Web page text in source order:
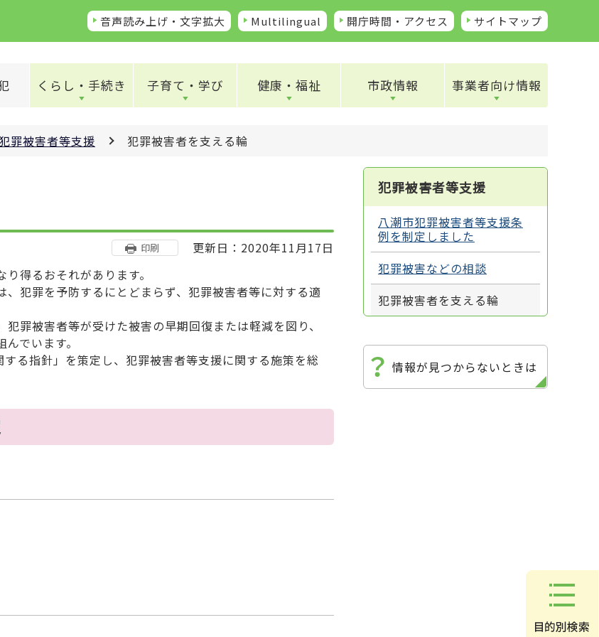
音声読み上げ・文字拡大 Multilingual 開庁時間・アクセス サイトマップ
くらし・手続き 子育て・学び 健康・福祉 市政情報 事業者向け情報
犯罪被害者等支援 犯罪被害者を支える輪
印刷
更新日：2020年11月17日
なり得るおそれがあります。
犯罪を予防するにとどまらず、犯罪被害者等に対する適
罪被害者等が受けた被害の早期回復または軽減を図り、
でいます。
る指針」を策定し、犯罪被害者等支援に関する施策を総
犯罪被害者等支援
八潮市犯罪被害者等支援条
例を制定しました
犯罪被害などの相談
犯罪被害者を支える輪
情報が見つからないときは